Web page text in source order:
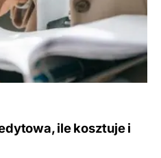
ile kosztuje i